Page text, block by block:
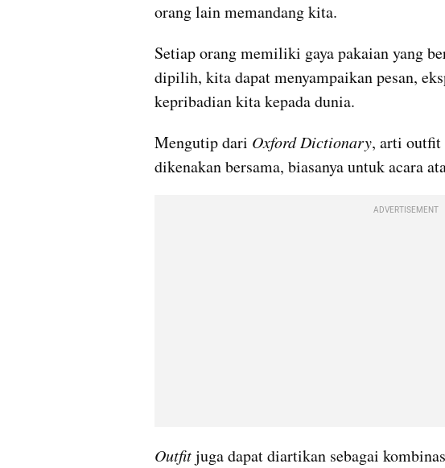
orang lain memandang kita.
Setiap orang memiliki gaya pakaian yang
dipilih, kita dapat menyampaikan pesan,
kepribadian kita kepada dunia.
Mengutip dari Oxford Dictionary, arti outfit
dikenakan bersama, biasanya untuk acara
ADVERTISEMENT
Outfit juga dapat diartikan sebagai